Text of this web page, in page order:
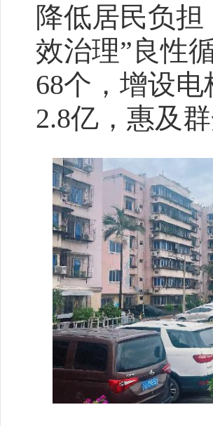
降低居民负
效治理”良性
68个，增设
2.8亿，惠及